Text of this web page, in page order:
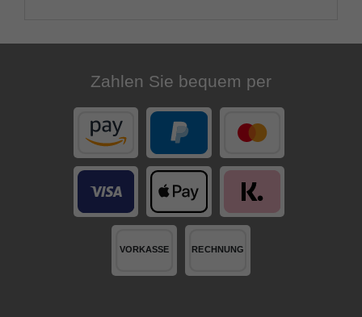
Zahlen Sie bequem per